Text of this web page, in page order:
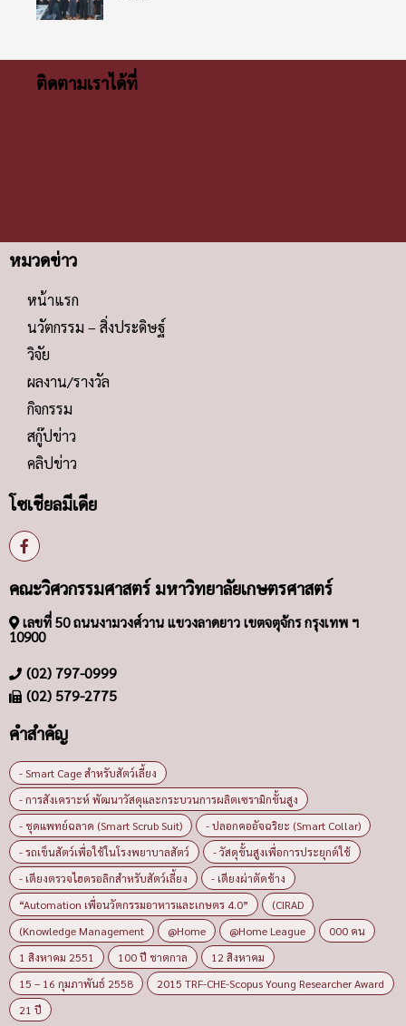
ติดตามเราได้ที่
หมวดข่าว
หน้าแรก
นวัตกรรม – สิ่งประดิษฐ์
วิจัย
ผลงาน/รางวัล
กิจกรรม
สกู๊ปข่าว
คลิปข่าว
โซเชียลมีเดีย
คณะวิศวกรรมศาสตร์ มหาวิทยาลัยเกษตรศาสตร์
เลขที่ 50 ถนนงามวงศ์วาน แขวงลาดยาว เขตจตุจักร กรุงเทพ ฯ
10900
(02) 797-0999
(02) 579-2775
คำสำคัญ
- Smart Cage สำหรับสัตว์เลี้ยง
- การสังเคราะห์ พัฒนาวัสดุและกระบวนการผลิตเซรามิกขั้นสูง
- ชุดแพทย์ฉลาด (Smart Scrub Suit)
- ปลอกคออัจฉริยะ (Smart Collar)
- รถเข็นสัตว์เพื่อใช้ในโรงพยาบาลสัตว์
- วัสดุขั้นสูงเพื่อการประยุกต์ใช้
- เตียงตรวจไฮดรอลิกสำหรับสัตว์เลี้ยง
- เตียงผ่าตัดช้าง
“Automation เพื่อนวัตกรรมอาหารและเกษตร 4.0”
(CIRAD
(Knowledge Management
@Home @Home League
000 คน
1 สิงหาคม 2551
100 ปี ชาตกาล
12 สิงหาคม
15 – 16 กุมภาพันธ์ 2558
2015 TRF-CHE-Scopus Young Researcher Award
21 ปี